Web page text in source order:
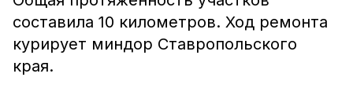
составила 10 километров. Ход ремонта
курирует миндор Ставропольского
края.